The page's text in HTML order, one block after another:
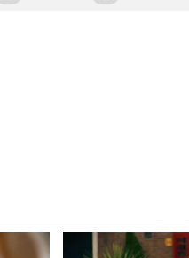
இதுவும் உங்கள் துணை